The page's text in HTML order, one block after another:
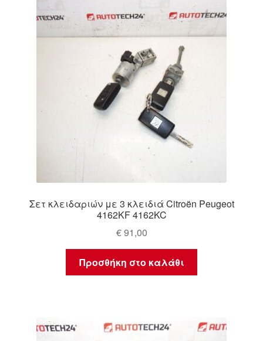
Σετ κλειδαριών με 3 κλειδιά Citroën Peugeot
4162KF 4162KC
€91,00
Προσθήκη στο καλάθι